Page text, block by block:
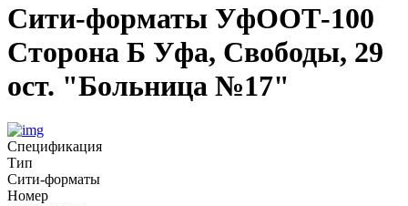
Сити-форматы УфООТ-100
Сторона Б Уфа, Свободы, 29
ост. "Больница №17"
Спецификация
Тип
Сити-форматы
Номер